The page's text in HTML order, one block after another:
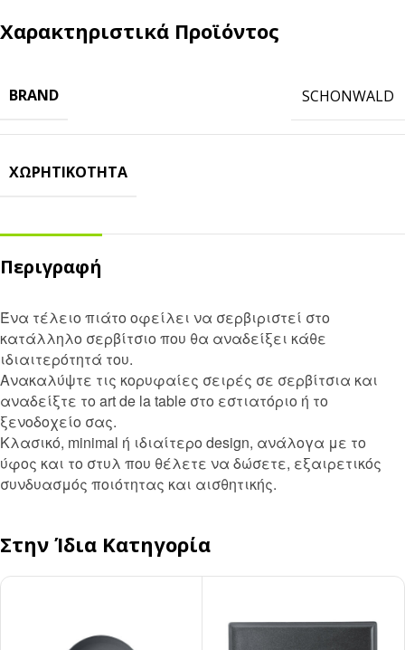
Χαρακτηριστικά Προϊόντος
BRAND SCHONWALD
ΧΩΡΗΤΙΚΌΤΗΤΑ
Περιγραφή
Ένα τέλειο πιάτο οφείλει να σερβιριστεί στο
κατάλληλο σερβίτσιο που θα αναδείξει κάθε
ιδιαιτερότητά του.
Ανακαλύψτε τις κορυφαίες σειρές σε σερβίτσια και
αναδείξτε το art de la table στο εστιατόριο ή το
ξενοδοχείο σας.
Κλασικό, minimal ή ιδιαίτερο design, ανάλογα με το
ύφος και το στυλ που θέλετε να δώσετε, εξαιρετικός
συνδυασμός ποιότητας και αισθητικής.
Στην Ίδια Κατηγορία